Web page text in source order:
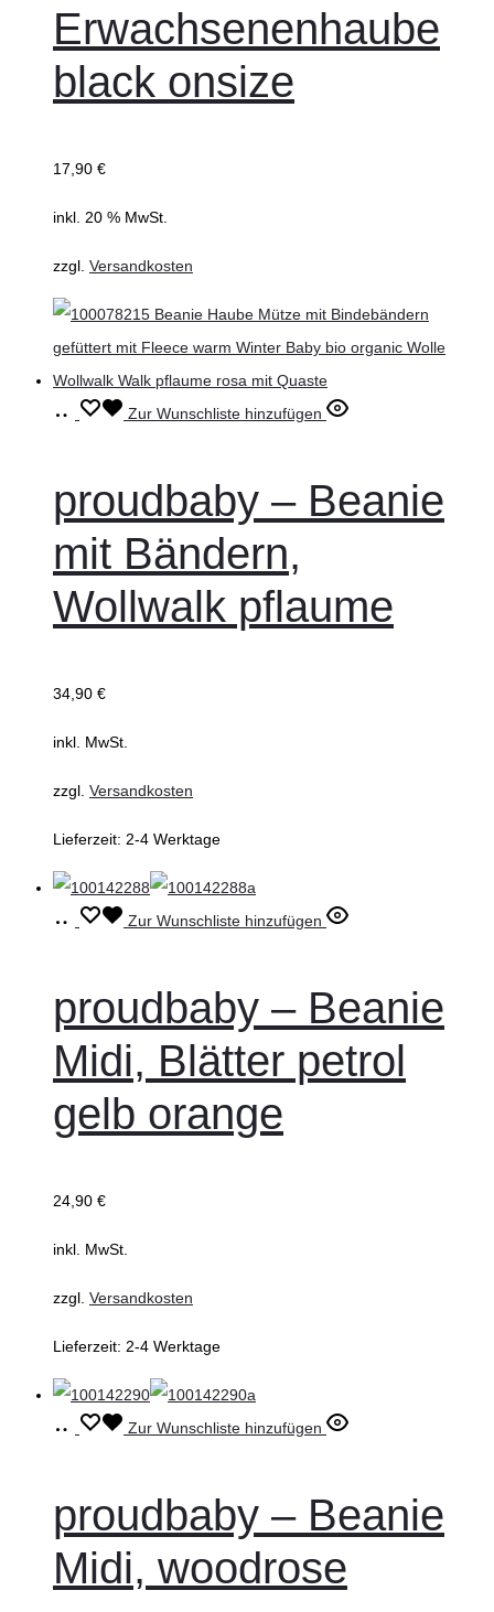
Erwachsenenhaube
black onsize
17,90 €
inkl. 20 % MwSt.
zzgl. Versandkosten
Ausführung
Dieses
mehrere
Varianten
auf.
Die
der
werden
Zur Wunschliste hinzufügen
proudbaby – Beanie
mit Bändern,
Wollwalk pflaume
34,90 €
inkl. MwSt.
zzgl. Versandkosten
Lieferzeit: 2-4 Werktage
Ausführung
Dieses
mehrere
Varianten
auf.
Die
der
werden
Zur Wunschliste hinzufügen
proudbaby – Beanie
Midi, Blätter petrol
gelb orange
24,90 €
inkl. MwSt.
zzgl. Versandkosten
Lieferzeit: 2-4 Werktage
Ausführung
Dieses
mehrere
Varianten
auf.
Zur Wunschliste hinzufügen
proudbaby – Beanie
Midi, woodrose